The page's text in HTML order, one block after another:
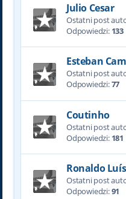
Julio Cesar
Ostatni post
Odpowiedzi: 133
Esteban
Ostatni post
Odpowiedzi:77
Coutinho
Ostatni post
Odpowiedzi: 181
Ronaldo
Ostatni post
Odpowiedzi:91